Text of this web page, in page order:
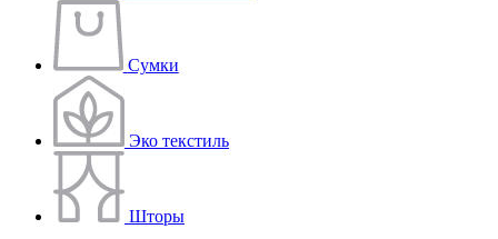
Сумки
Эко текстиль
Шторы